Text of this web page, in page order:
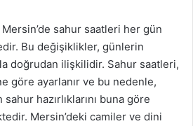
Mersin’de sahur saatleri her gün
Bu değişiklikler, günlerin
doğrudan ilişkilidir. Sahur saatleri,
göre ayarlanır ve bu nedenle,
sahur hazırlıklarını buna göre
Mersin’deki camiler ve dini